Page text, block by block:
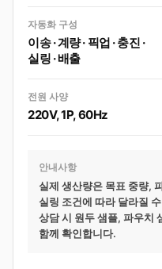
자동화 구성
이송 · 계량 · 픽업 · 충진 ·
실링 · 배출
전원 사양
220V, 1P, 60Hz
안내사항
실제 생산량은 목표 중량,
실링 조건에 따라 달라질
상담 시 원두 샘플, 파우치
함께 확인합니다.